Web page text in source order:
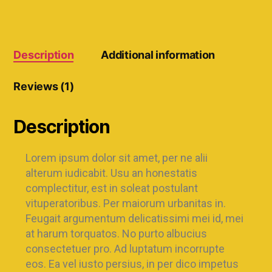
Description Additional information
Reviews (1)
Description
Lorem ipsum dolor sit amet, per ne alii
alterum iudicabit. Usu an honestatis
complectitur, est in soleat postulant
vituperatoribus. Per maiorum urbanitas in.
Feugait argumentum delicatissimi mei id, mei
at harum torquatos. No purto albucius
consectetuer pro. Ad luptatum incorrupte
eos. Ea vel iusto persius, in per dico impetus